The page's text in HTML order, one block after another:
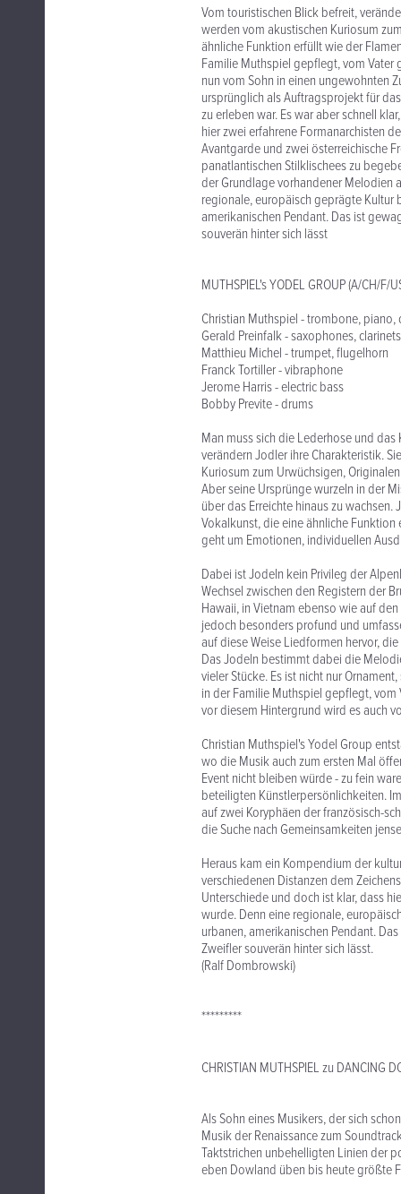
Vom touristischen Blick befreit,
werden vom akustischen Kuriosum
ähnliche Funktion erfüllt wie der
Familie Muthspiel gepflegt, vom
nun vom Sohn in einen ungewohnten
ursprünglich als Auftragsprojekt für
zu erleben war. Es war aber schnell
hier zwei erfahrene Formanarchisten
Avantgarde und zwei österreichische
panatlantischen Stilklischees zu
der Grundlage vorhandener Melodien
regionale, europäisch geprägte
amerikanischen Pendant. Das ist
souverän hinter sich lässt
MUTHSPIEL's YODEL GROUP (A/CH/F/
Christian Muthspiel - trombone,
Gerald Preinfalk - saxophones, clarinets
Matthieu Michel - trumpet, flugelhorn
Franck Tortiller - vibraphone
Jerome Harris - electric bass
Bobby Previte - drums
Man muss sich die Lederhose und
verändern Jodler ihre Charakteristik.
Kuriosum zum Urwüchsigen,
Aber seine Ursprünge wurzeln in der
über das Erreichte hinaus zu
Vokalkunst, die eine ähnliche
geht um Emotionen, individuellen
Dabei ist Jodeln kein Privileg der
Wechsel zwischen den Registern der
Hawaii, in Vietnam ebenso wie auf
jedoch besonders profund und
auf diese Weise Liedformen hervor,
Das Jodeln bestimmt dabei die
vieler Stücke. Es ist nicht nur
in der Familie Muthspiel gepflegt,
vor diesem Hintergrund wird es auch
Christian Muthspiel's Yodel Group
wo die Musik auch zum ersten Mal
Event nicht bleiben würde - zu fein
beteiligten Künstlerpersönlichkeiten.
auf zwei Koryphäen der französisch-
die Suche nach Gemeinsamkeiten
Heraus kam ein Kompendium der
verschiedenen Distanzen dem
Unterschiede und doch ist klar, dass
wurde. Denn eine regionale,
urbanen, amerikanischen Pendant.
Zweifler souverän hinter sich lässt.
(Ralf Dombrowski)
*********
CHRISTIAN MUTHSPIEL zu DANCING
Als Sohn eines Musikers, der sich
Musik der Renaissance zum
Taktstrichen unbehelligten Linien der
eben Dowland üben bis heute größte